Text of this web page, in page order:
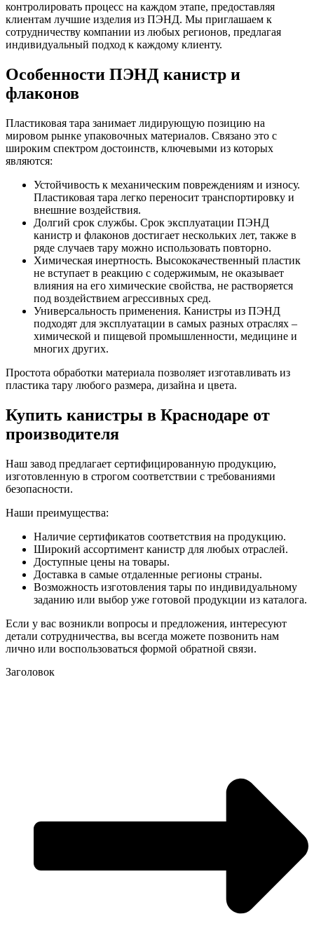
контролировать процесс на каждом этапе, предоставляя
клиентам лучшие изделия из ПЭНД. Мы приглашаем к
сотрудничеству компании из любых регионов, предлагая
индивидуальный подход к каждому клиенту.
Особенности ПЭНД канистр и
флаконов
Пластиковая тара занимает лидирующую позицию на
мировом рынке упаковочных материалов. Связано это с
широким спектром достоинств, ключевыми из которых
являются:
Устойчивость к механическим повреждениям и износу.
Пластиковая тара легко переносит транспортировку и
внешние воздействия.
Долгий срок службы. Срок эксплуатации ПЭНД
канистр и флаконов достигает нескольких лет, также в
ряде случаев тару можно использовать повторно.
Химическая инертность. Высококачественный пластик
не вступает в реакцию с содержимым, не оказывает
влияния на его химические свойства, не растворяется
под воздействием агрессивных сред.
Универсальность применения. Канистры из ПЭНД
подходят для эксплуатации в самых разных отраслях –
химической и пищевой промышленности, медицине и
многих других.
Простота обработки материала позволяет изготавливать из
пластика тару любого размера, дизайна и цвета.
Купить канистры в Краснодаре от
производителя
Наш завод предлагает сертифицированную продукцию,
изготовленную в строгом соответствии с требованиями
безопасности.
Наши преимущества:
Наличие сертификатов соответствия на продукцию.
Широкий ассортимент канистр для любых отраслей.
Доступные цены на товары.
Доставка в самые отдаленные регионы страны.
Возможность изготовления тары по индивидуальному
заданию или выбор уже готовой продукции из каталога.
Если у вас возникли вопросы и предложения, интересуют
детали сотрудничества, вы всегда можете позвонить нам
лично или воспользоваться формой обратной связи.
Заголовок